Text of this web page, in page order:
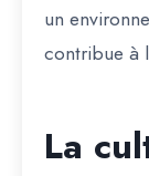
un
contribue à
La